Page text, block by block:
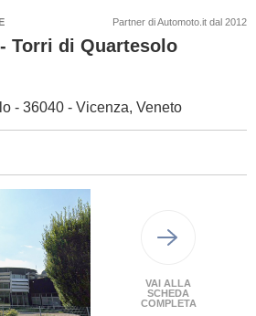
Partner di Automoto.it dal 2012
Torri di Quartesolo
- 36040 - Vicenza, Veneto
VAI ALLA
SCHEDA
COMPLETA